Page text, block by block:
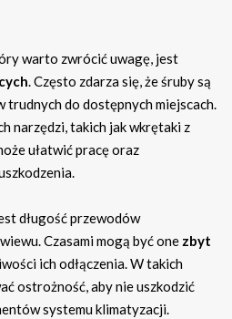
warto zwrócić uwagę, jest
. Często zdarza się, że śruby są
trudnych do dostępnych miejscach.
narzędzi, takich jak wkrętaki z
ułatwić pracę oraz
długość przewodów
Czasami mogą być one zbyt
ich odłączenia. W takich
ostrożność, aby nie uszkodzić
systemu klimatyzacji.